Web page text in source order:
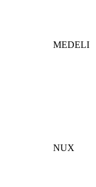
MEDELI
NUX